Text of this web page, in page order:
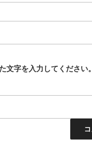
文字を入力してください。